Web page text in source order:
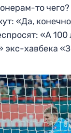
то
«Да,
«А
экс-хавбека